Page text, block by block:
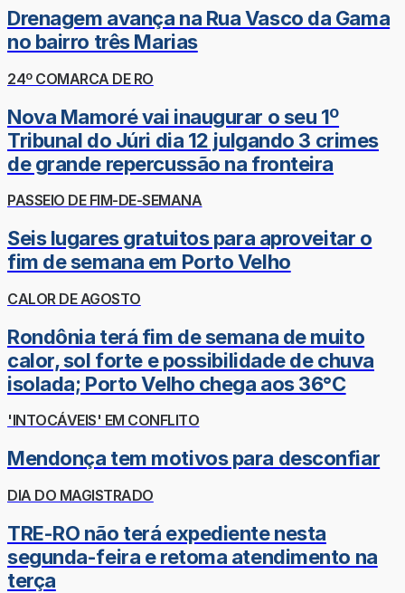
Drenagem avança na Rua Vasco da Gama
no bairro três Marias
24º COMARCA DE RO
Nova Mamoré vai inaugurar o seu 1º
Tribunal do Júri dia 12 julgando 3 crimes
de grande repercussão na fronteira
PASSEIO DE FIM-DE-SEMANA
Seis lugares gratuitos para aproveitar o
fim de semana em Porto Velho
CALOR DE AGOSTO
Rondônia terá fim de semana de muito
calor, sol forte e possibilidade de chuva
isolada; Porto Velho chega aos 36°C
'INTOCÁVEIS' EM CONFLITO
Mendonça tem motivos para desconfiar
DIA DO MAGISTRADO
TRE-RO não terá expediente nesta
segunda-feira e retoma atendimento na
terça